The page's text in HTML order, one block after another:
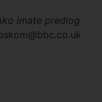
imate predlog